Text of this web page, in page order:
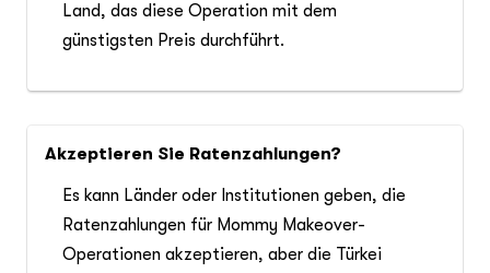
Land, das diese Operation mit dem
günstigsten Preis durchführt.
Akzeptieren Sie Ratenzahlungen?
Es kann Länder oder Institutionen geben, die
Ratenzahlungen für Mommy Makeover-
Operationen akzeptieren, aber die Türkei